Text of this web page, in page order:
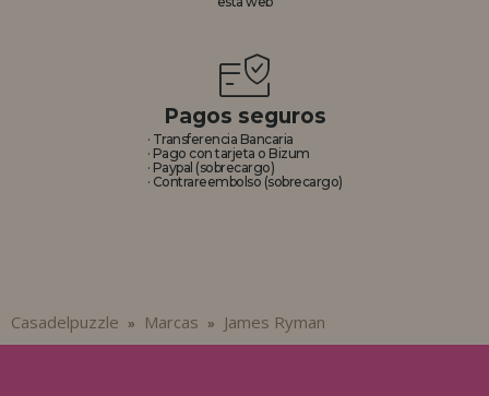
Pagos seguros
· Transferencia Bancaria
· Pago con tarjeta o Bizum
· Paypal (sobrecargo)
· Contrareembolso (sobrecargo)
Casadelpuzzle » Marcas » James Ryman